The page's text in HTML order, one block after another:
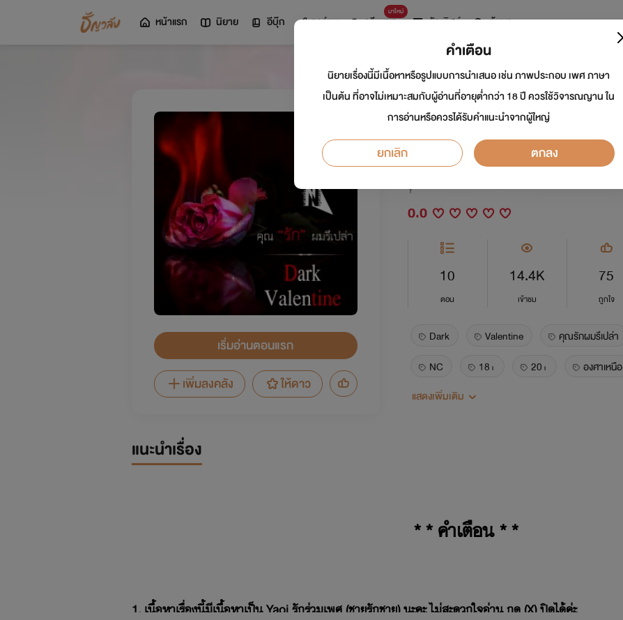
หน้าแรก นิยาย อีบุ๊ก การ์ตูน
มาใหม่
ดรีมแชท ธัญลิสต์ ค้นหา
เริ่มอ่านตอนแรก
เพิ่มลงคลัง
ให้ดาว
Dark Valentine คุ
YAOI ]
นักเขียน:องศาเหนือ
Y
0.0
10
ตอน
14.4K
เข้าชม
75
ถูกใจ
Dark Valentine คุณรักผมรึเปล่า
NC
18+ 20+ องศาเหนือ
คาสิโน
แสดงเพิ่มเติม
แนะนำเรื่อง
* * คำเตือน * *
1. เนื้อหาเรื่องนี้มีเนื้อหาเป็น Yaoi รักร่วมเพศ (ชายรักชาย) นะคะ ไม่สะดวกใจอ่าน กด (X) ปิดได้ค่ะ
คำเตือน
นิยายเรื่องนี้มีเนื้อหาหรือรูปแบบการนำเสนอ เช่น ภาพประกอบ เพศ ภาษา
เป็นต้น ที่อาจไม่เหมาะสมกับผู้อ่านที่อายุต่ำกว่า 18 ปี ควรใช้วิจารณญาน ใน
การอ่านหรือควรได้รับคำแนะนำจากผู้ใหญ่
ยกเลิก ตกลง